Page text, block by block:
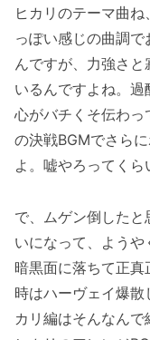
ヒカリのテーマ曲
っぽい感じの曲調
んですが、力強さ
いるんですよね。
心がバチくそ伝わっ
の決戦BGMでさら
よ。嘘やろってくら
で、ムゲン倒した
いになって、よう
暗黒面に落ちて正
時はハーヴェイ爆
カリ編はそんなん